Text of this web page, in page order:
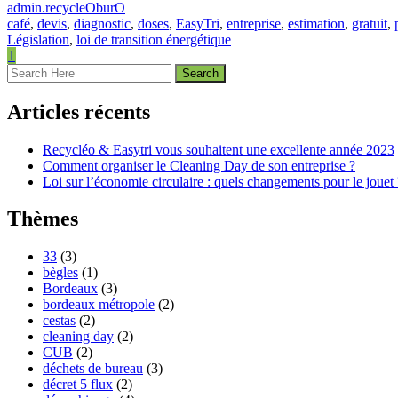
admin.recycleOburO
café, devis, diagnostic, doses, EasyTri, entreprise, estimation, gratuit,
Législation, loi de transition énergétique
1
Articles récents
Recycléo & Easytri vous souhaitent une excellente année 2023
Comment organiser le Cleaning Day de son entreprise ?
Loi sur l’économie circulaire : quels changements pour le jouet
Thèmes
33 (3)
bègles (1)
Bordeaux (3)
bordeaux métropole (2)
cestas (2)
cleaning day (2)
CUB (2)
déchets de bureau (3)
décret 5 flux (2)